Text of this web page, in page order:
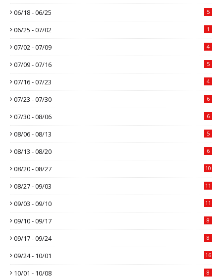
06/18 - 06/25 5
06/25 - 07/02 1
07/02 - 07/09 4
07/09 - 07/16 5
07/16 - 07/23 4
07/23 - 07/30 6
07/30 - 08/06 6
08/06 - 08/13 5
08/13 - 08/20 6
08/20 - 08/27 10
08/27 - 09/03 11
09/03 - 09/10 11
09/10 - 09/17 8
09/17 - 09/24 8
09/24 - 10/01 16
10/01 - 10/08 8